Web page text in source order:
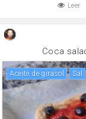
Leer
Coca
aceite de girasol sal